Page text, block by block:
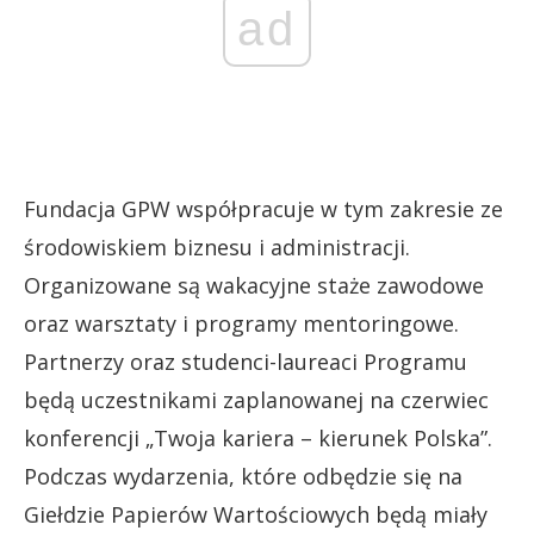
ad
Fundacja GPW współpracuje w tym zakresie ze
środowiskiem biznesu i administracji.
Organizowane są wakacyjne staże zawodowe
oraz warsztaty i programy mentoringowe.
Partnerzy oraz studenci-laureaci Programu
będą uczestnikami zaplanowanej na czerwiec
konferencji „Twoja kariera – kierunek Polska”.
Podczas wydarzenia, które odbędzie się na
Giełdzie Papierów Wartościowych będą miały